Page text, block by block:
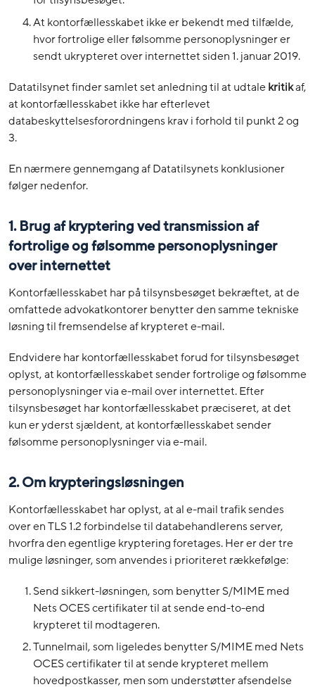
At kontorfællesskabet ikke er bekendt med tilfælde,
hvor fortrolige eller følsomme personoplysninger er
sendt ukrypteret over internettet siden 1. januar 2019.
Datatilsynet finder samlet set anledning til at udtalekritikaf,
at kontorfællesskabet ikke har efterlevet
databeskyttelsesforordningens krav i forhold til punkt 2 og
3.
En nærmere gennemgang af Datatilsynets konklusioner
følger nedenfor.
1.Brug af kryptering ved transmission af
fortrolige og følsomme personoplysninger
over internettet
Kontorfællesskabet har på tilsynsbesøget bekræftet, at de
omfattede advokatkontorer benytter den samme tekniske
løsning til fremsendelse af krypteret e-mail.
Endvidere har kontorfællesskabet forud for tilsynsbesøget
oplyst, at kontorfællesskabet sender fortrolige og følsomme
personoplysninger via e-mail over internettet. Efter
tilsynsbesøget har kontorfællesskabet præciseret, at det
kun er yderst sjældent, at kontorfællesskabet sender
følsomme personoplysninger via e-mail.
2.Om krypteringsløsningen
Kontorfællesskabet har oplyst, at al e-mail trafik sendes
over en TLS 1.2 forbindelse til databehandlerens server,
hvorfra den egentlige kryptering foretages. Her er der tre
mulige løsninger, som anvendes i prioriteret rækkefølge:
Send sikkert-løsningen, som benytter S/MIME med
Nets OCES certifikater til at sende end-to-end
krypteret til modtageren.
Tunnelmail, som ligeledes benytter S/MIME med Nets
OCES certifikater til at sende krypteret mellem
hovedpostkasser, men som understøtter afsendelse